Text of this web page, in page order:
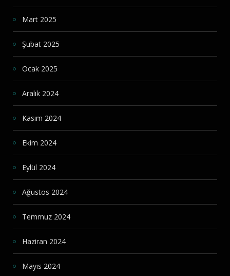
Mart 2025
Şubat 2025
Ocak 2025
Aralık 2024
Kasım 2024
Ekim 2024
Eylül 2024
Ağustos 2024
Temmuz 2024
Haziran 2024
Mayıs 2024